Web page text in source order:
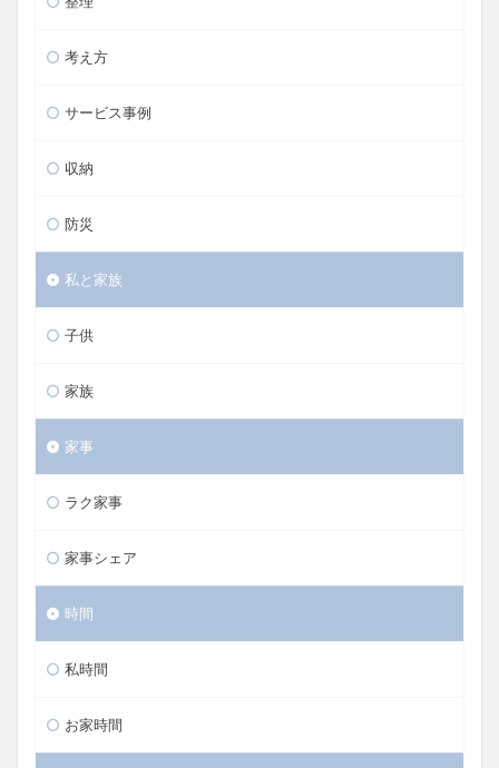
考え方
サービス事例
収納
防災
私と家族
子供
家族
家事
ラク家事
家事シェア
時間
私時間
お家時間